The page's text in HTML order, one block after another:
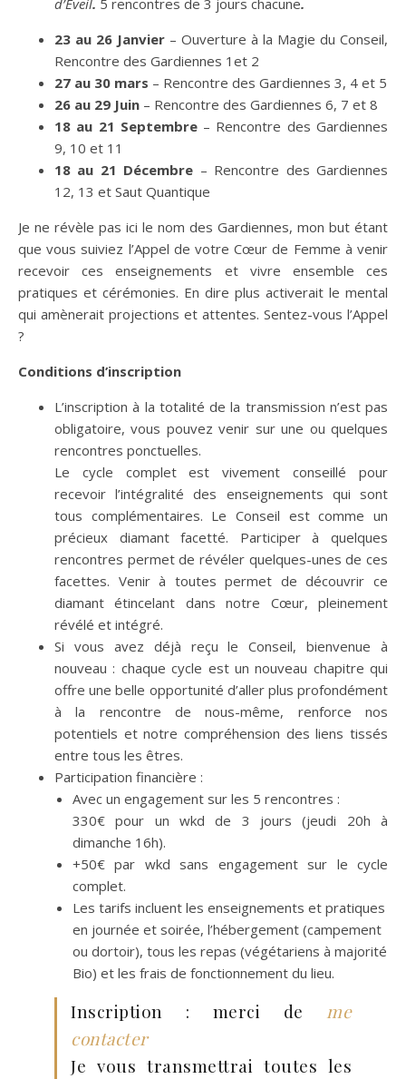
d’Eveil. 5 rencontres de 3 jours chacune.
23 au 26 Janvier – Ouverture à la Magie du Conseil,
Rencontre des Gardiennes 1et 2
27 au 30 mars – Rencontre des Gardiennes 3, 4 et 5
26 au 29 Juin – Rencontre des Gardiennes 6, 7 et 8
18 au 21 Septembre – Rencontre des Gardiennes
9, 10 et 11
18 au 21 Décembre – Rencontre des Gardiennes
12, 13 et Saut Quantique
Je ne révèle pas ici le nom des Gardiennes, mon but étant
que vous suiviez l’Appel de votre Cœur de Femme à venir
recevoir ces enseignements et vivre ensemble ces
pratiques et cérémonies. En dire plus activerait le mental
qui amènerait projections et attentes. Sentez-vous l’Appel
?
Conditions d’inscription
L’inscription à la totalité de la transmission n’est pas
obligatoire, vous pouvez venir sur une ou quelques
rencontres ponctuelles.
Le cycle complet est vivement conseillé pour
recevoir l’intégralité des enseignements qui sont
tous complémentaires. Le Conseil est comme un
précieux diamant facetté. Participer à quelques
rencontres permet de révéler quelques-unes de ces
facettes. Venir à toutes permet de découvrir ce
diamant étincelant dans notre Cœur, pleinement
révélé et intégré.
Si vous avez déjà reçu le Conseil, bienvenue à
nouveau : chaque cycle est un nouveau chapitre qui
offre une belle opportunité d’aller plus profondément
à la rencontre de nous-même, renforce nos
potentiels et notre compréhension des liens tissés
entre tous les êtres.
Participation financière :
Avec un engagement sur les 5 rencontres :
330€ pour un wkd de 3 jours (jeudi 20h à
dimanche 16h).
+50€ par wkd sans engagement sur le cycle
complet.
Les tarifs incluent les enseignements et pratiques
en journée et soirée, l’hébergement (campement
ou dortoir), tous les repas (végétariens à majorité
Bio) et les frais de fonctionnement du lieu.
Inscription : merci de me
contacter
Je vous transmettrai toutes les